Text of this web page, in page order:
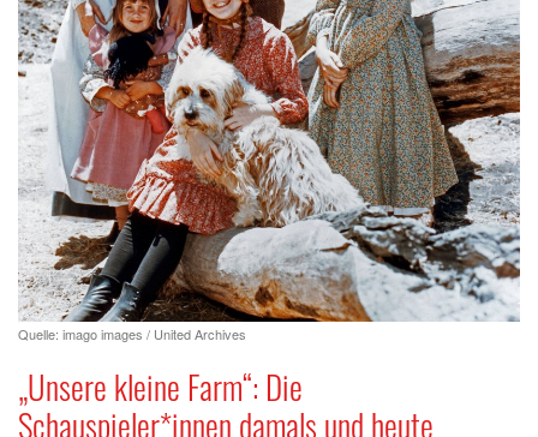
Quelle: imago images / United Archives
„Unsere kleine Farm“: Die
Schauspieler*innen damals und heute